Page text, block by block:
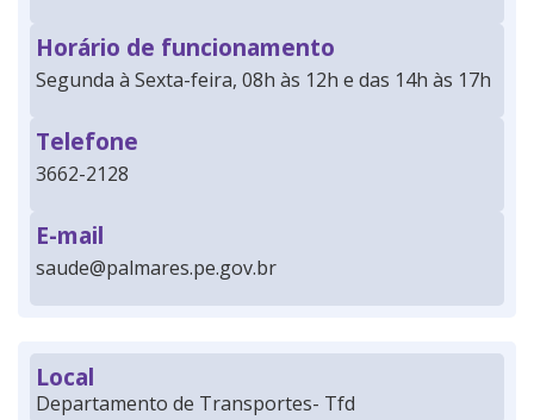
Horário de funcionamento
Segunda à Sexta-feira, 08h às 12h e das 14h às 17h
Telefone
3662-2128
E-mail
saude@palmares.pe.gov.br
Local
Departamento de Transportes- Tfd